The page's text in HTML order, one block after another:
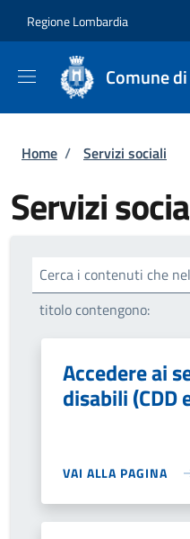
Regione Lombardia
Comune
Briciole di pane
Home / Servizi sociali
Servizi
Cerca i contenuti che nel
titolo contengono:
Accedere ai
disabili (CDD
VAI ALLA PAGINA